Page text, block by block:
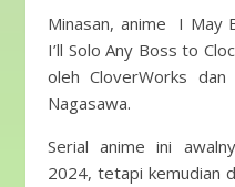
Minasan, anime I May
I’ll Solo Any Boss to
oleh CloverWorks
Nagasawa.
Serial anime ini
2024, tetapi kemudian